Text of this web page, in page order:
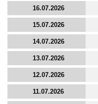
16.07.2026
15.07.2026
14.07.2026
13.07.2026
12.07.2026
11.07.2026